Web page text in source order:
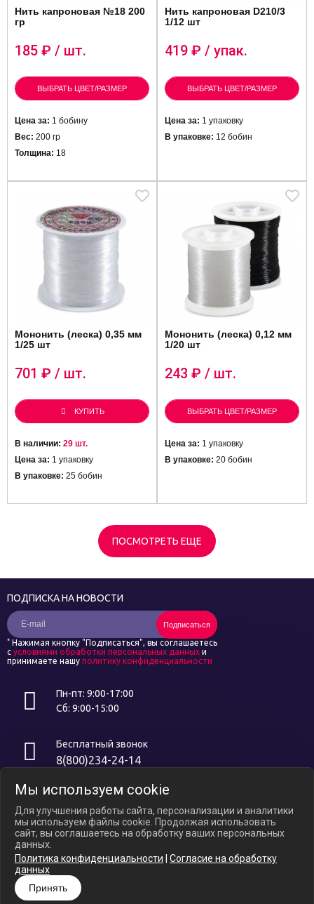
Нить капроновая №18 200
гр
185 ₽ / шт.
ВЫБРАТЬ ЦВЕТ/РАЗМЕР
Цена за: 1 бобину
Вес: 200 гр
Толщина: 18
Нить капроновая D210/3
1/12 шт
419 ₽ / упак.
ВЫБРАТЬ ЦВЕТ/РАЗМЕР
Цена за: 1 упаковку
В упаковке: 12 бобин
Мононить (леска) 0,35 мм
1/25 шт
701 ₽ / шт.
КУПИТЬ
В наличии: 29 шт.
Цена за: 1 упаковку
В упаковке: 25 бобин
Мононить (леска) 0,12 мм
1/20 шт
243 ₽ / шт.
ВЫБРАТЬ ЦВЕТ/РАЗМЕР
Цена за: 1 упаковку
В упаковке: 20 бобин
ПОСМОТРЕТЬ ЕЩЕ
Пн-пт: 9:00-17:00
Сб: 9:00-15:00
Бесплатный звонок
8(800)234-24-14
Интернет ресурс носит исключительно информационный характер и
437 ГК РФ. В связи с ослаблением курса российского рубля цены на
сайте могут варьироваться, уточняйте актуальные цены у
менеджеров по телефону.
Политика конфиденциальности
Согласие на обработку Персональных Данных
ПОДПИСКА НА НОВОСТИ
Подписаться
* Нажимая кнопку "Подписаться", вы соглашаетесь
с условиями обработки персональных данных и
принимаете нашу политику конфиденциальности
Мы используем cookie
Для улучшения работы сайта, персонализации и аналитики
мы используем файлы cookie. Продолжая использовать
сайт, вы соглашаетесь на обработку ваших персональных
данных.
Политика конфиденциальности
Согласие на обработку
данных
Принять